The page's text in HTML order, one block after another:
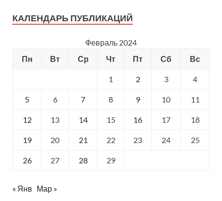
КАЛЕНДАРЬ ПУБЛИКАЦИЙ
Февраль 2024
Пн
Вт Ср Чт Пт Сб Вс
1 2 3 4
5 6 7 8 9 10 11
12 13 14 15 16 17 18
19 20 21 22 23 24 25
26 27 28 29
« Янв Мар »